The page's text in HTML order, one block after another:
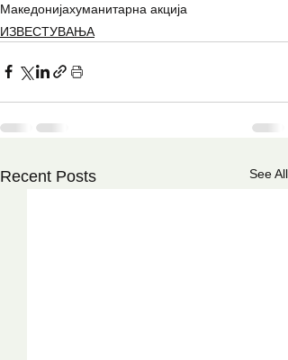
Македонијахуманитарна акција
ИЗВЕСТУВАЊА
Recent Posts See All